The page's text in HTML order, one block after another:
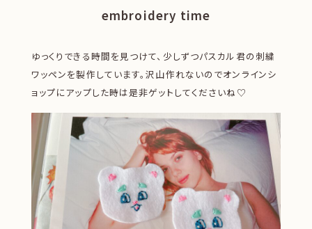
embroidery time
ゆっくりできる時間を見つけて、少しずつパスカル君の刺繍
ワッペンを製作しています。沢山作れないのでオンラインシ
ョップにアップした時は是非ゲットしてくださいね♡